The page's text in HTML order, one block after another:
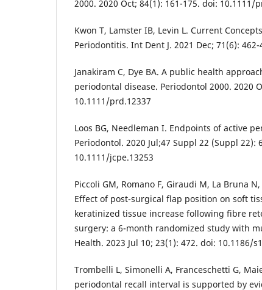
2000. 2020 Oct; 84(1): 161-175. doi: 10.1111/
Kwon T, Lamster IB, Levin L. Current
Periodontitis. Int Dent J. 2021 Dec; 71(6):
Janakiram C, Dye BA. A public health
periodontal disease. Periodontol 2000. 2020
10.1111/prd.12337
Loos BG, Needleman I. Endpoints of active
Periodontol. 2020 Jul;47 Suppl 22 (Suppl 22):
10.1111/jcpe.13253
Piccoli GM, Romano F, Giraudi M, La Bruna
Effect of post-surgical flap position on soft
keratinized tissue increase following fibre
surgery: a 6-month randomized study with
Health. 2023 Jul 10; 23(1): 472. doi: 10.1186/
Trombelli L, Simonelli A, Franceschetti G,
periodontal recall interval is supported by